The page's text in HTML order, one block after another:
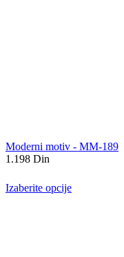
Moderni motiv - MM-189
1.198 Din
Izaberite opcije